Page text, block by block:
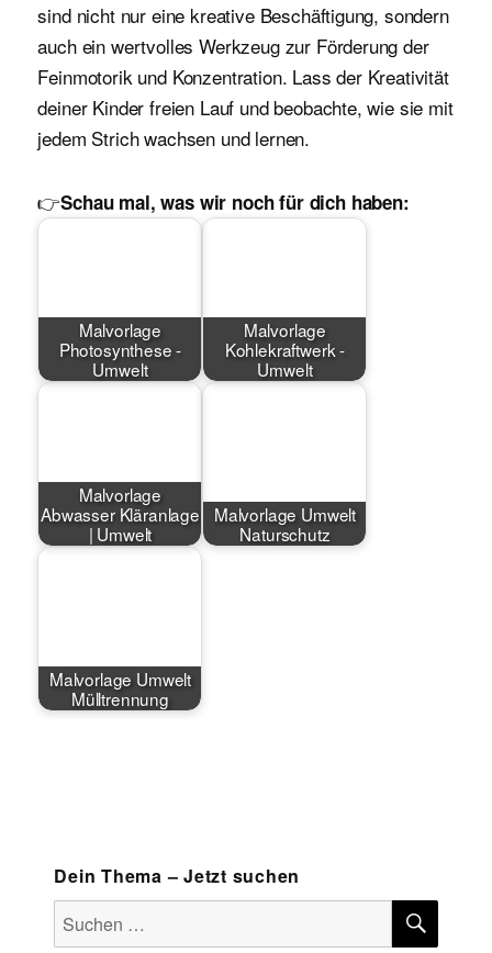
sind nicht nur eine kreative Beschäftigung, sondern
auch ein wertvolles Werkzeug zur Förderung der
Feinmotorik und Konzentration. Lass der Kreativität
deiner Kinder freien Lauf und beobachte, wie sie mit
jedem Strich wachsen und lernen.
👉Schau mal, was wir noch für dich haben:
Malvorlage
Photosynthese -
Umwelt
Malvorlage
Kohlekraftwerk -
Umwelt
Malvorlage
Abwasser Kläranlage
| Umwelt
Malvorlage Umwelt
Naturschutz
Malvorlage Umwelt
Mülltrennung
Dein Thema – Jetzt suchen
Suchen
nach: